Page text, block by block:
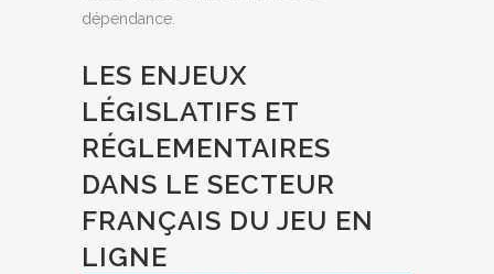
dépendance.
LES ENJEUX
LÉGISLATIFS ET
RÉGLEMENTAIRES
DANS LE SECTEUR
FRANÇAIS DU JEU EN
LIGNE